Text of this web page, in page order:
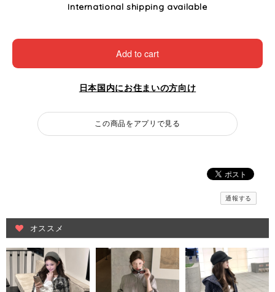
International shipping available
Add to cart
日本国内にお住まいの方向け
この商品をアプリで見る
通報する
オススメ